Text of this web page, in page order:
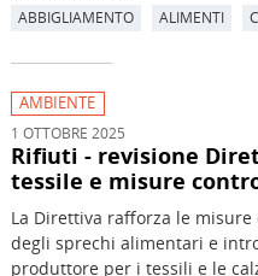
ABBIGLIAMENTO ALIMENTI
AMBIENTE
1 OTTOBRE 2025
Rifiuti - revisione
tessile e misure
La Direttiva rafforza le misure
degli sprechi alimentari e
produttore per i tessili e le